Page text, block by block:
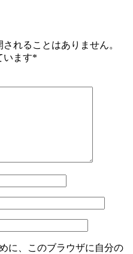
れることはありません。
います*
に、このブラウザに自分の